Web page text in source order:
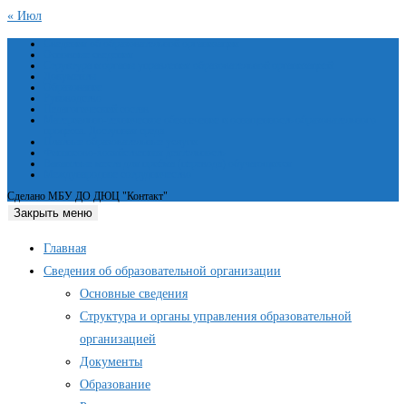
« Июл
Сделано МБУ ДО ДЮЦ "Контакт"
Закрыть меню
Главная
Сведения об образовательной организации
Основные сведения
Структура и органы управления образовательной
организацией
Документы
Образование